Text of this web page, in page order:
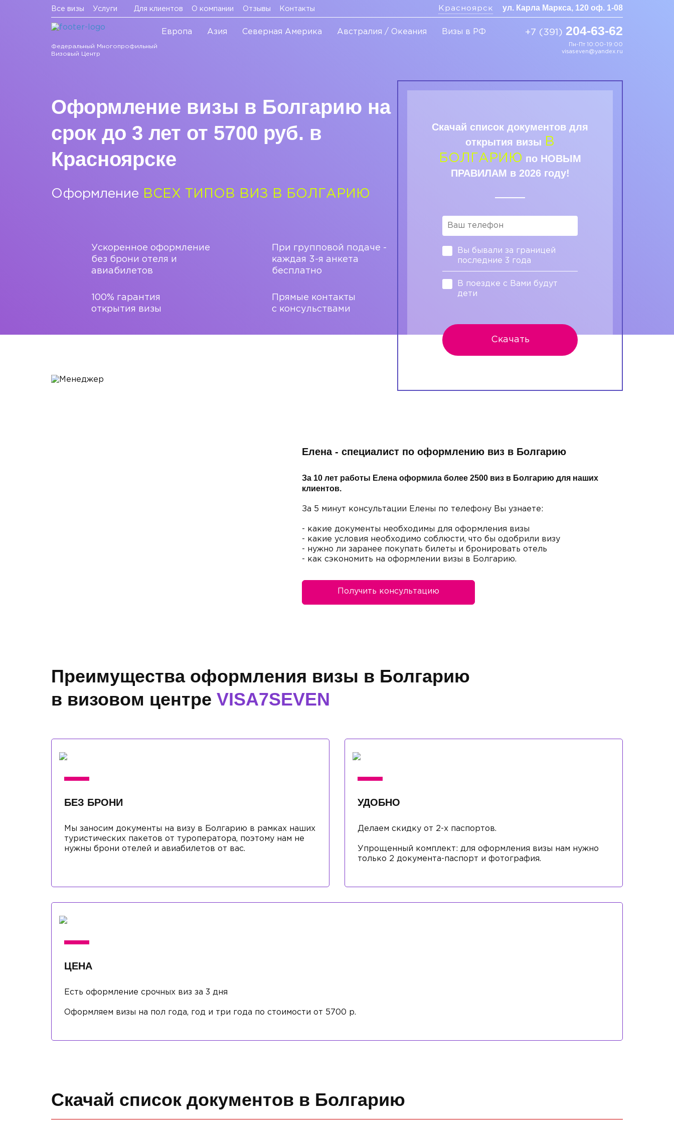
Все визы Услуги Для клиентов О компании Отзывы Контакты Красноярск ул. Карла Маркса, 120 оф. 1-08
Федеральный Многопрофильный
Визовый Центр
Европа Азия Северная Америка Австралия / Океания Визы в РФ +7 (391) 204-63-62
Пн-Пт 10:00-19:00
visaseven@yandex.ru
Оформление визы в Болгарию на
срок до 3 лет от 5700 руб. в
Красноярске
Оформление ВСЕХ ТИПОВ ВИЗ В БОЛГАРИЮ
Ускоренное оформление
без брони отеля и
авиабилетов
При групповой подаче -
каждая 3-я анкета
бесплатно
100% гарантия
открытия визы
Прямые контакты
с консульствами
Скачай список документов для
открытия визы В
БОЛГАРИЮ по НОВЫМ
ПРАВИЛАМ в 2026 году!
Вы бывали за границей
последние 3 года
В поездке с Вами будут
дети
Скачать
Елена - специалист по оформлению виз в Болгарию
За 10 лет работы Елена оформила более 2500 виз в Болгарию для наших
клиентов.
За 5 минут консультации Елены по телефону Вы узнаете:
- какие документы необходимы для оформления визы
- какие условия необходимо соблюсти, что бы одобрили визу
- нужно ли заранее покупать билеты и бронировать отель
- как сэкономить на оформлении визы в Болгарию.
Получить консультацию
Преимущества оформления визы в Болгарию
в визовом центре VISA7SEVEN
БЕЗ БРОНИ
Мы заносим документы на визу в Болгарию в рамках наших
туристических пакетов от туроператора, поэтому нам не
нужны брони отелей и авиабилетов от вас.
УДОБНО
Делаем скидку от 2-х паспортов.
Упрощенный комплект: для оформления визы нам нужно
только 2 документа-паспорт и фотография.
ЦЕНА
Есть оформление срочных виз за 3 дня
Оформляем визы на пол года, год и три года по стоимости от 5700 р.
Скачай список документов в Болгарию